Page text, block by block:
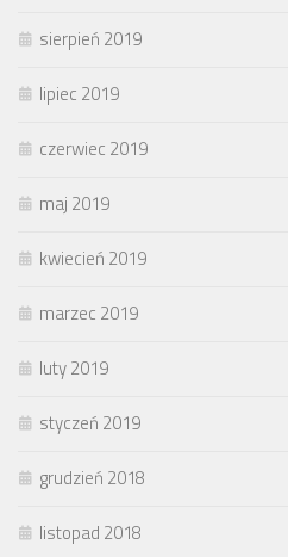
sierpień 2019
lipiec 2019
czerwiec 2019
maj 2019
kwiecień 2019
marzec 2019
luty 2019
styczeń 2019
grudzień 2018
listopad 2018